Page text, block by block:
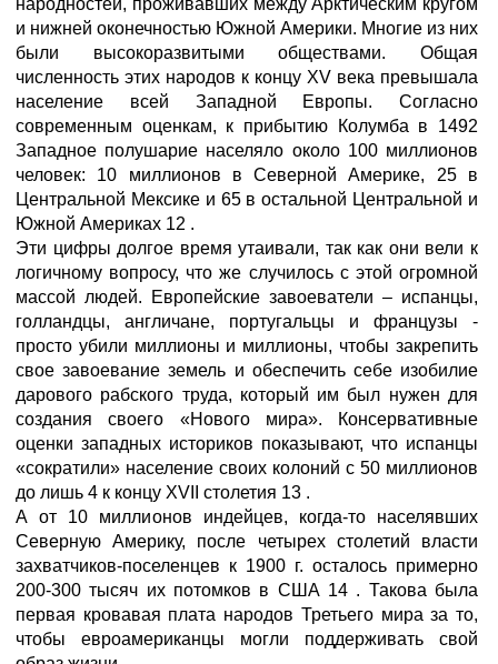
народностей, проживавших между Арктическим кругом
и нижней оконечностью Южной Америки. Многие из них
были высокоразвитыми обществами. Общая
численность этих народов к концу XV века превышала
население всей Западной Европы. Согласно
современным оценкам, к прибытию Колумба в 1492
Западное полушарие населяло около 100 миллионов
человек: 10 миллионов в Северной Америке, 25 в
Центральной Мексике и 65 в остальной Центральной и
Южной Америках 12 .
Эти цифры долгое время утаивали, так как они вели к
логичному вопросу, что же случилось с этой огромной
массой людей. Европейские завоеватели – испанцы,
голландцы, англичане, португальцы и французы -
просто убили миллионы и миллионы, чтобы закрепить
свое завоевание земель и обеспечить себе изобилие
дарового рабского труда, который им был нужен для
создания своего «Нового мира». Консервативные
оценки западных историков показывают, что испанцы
«сократили» население своих колоний с 50 миллионов
до лишь 4 к концу XVII столетия 13 .
А от 10 миллионов индейцев, когда-то населявших
Северную Америку, после четырех столетий власти
захватчиков-поселенцев к 1900 г. осталось примерно
200-300 тысяч их потомков в США 14 . Такова была
первая кровавая плата народов Третьего мира за то,
чтобы евроамериканцы могли поддерживать свой